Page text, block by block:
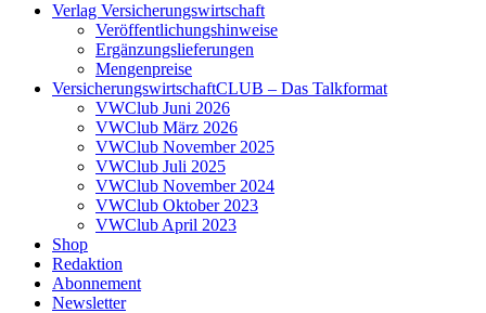
Verlag Versicherungswirtschaft
Veröffentlichungshinweise
Ergänzungslieferungen
Mengenpreise
VersicherungswirtschaftCLUB – Das Talkformat
VWClub Juni 2026
VWClub März 2026
VWClub November 2025
VWClub Juli 2025
VWClub November 2024
VWClub Oktober 2023
VWClub April 2023
Shop
Redaktion
Abonnement
Newsletter